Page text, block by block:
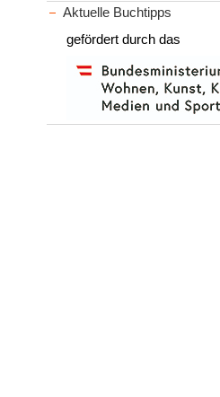
Aktuelle Buchtipps
gefördert durch das